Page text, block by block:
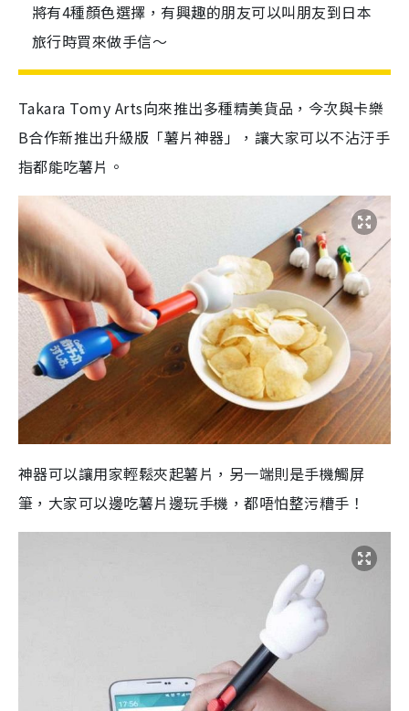
將有4種顏色選擇，有興趣的朋友可以叫朋友到日本
旅行時買來做手信～
Takara Tomy Arts向來推出多種精美貨品，今次與卡樂
B合作新推出升級版「薯片神器」，讓大家可以不沾汙手
指都能吃薯片。
神器可以讓用家輕鬆夾起薯片，另一端則是手機觸屏
筆，大家可以邊吃薯片邊玩手機，都唔怕整污糟手！